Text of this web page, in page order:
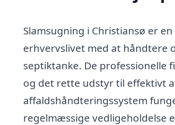
Slamsugning i Christiansø er
erhvervslivet med at håndtere
septiktanke. De professionelle
og det rette udstyr til effektivt
affaldshåndteringssystem
regelmæssige vedligeholdelse